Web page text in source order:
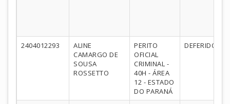
2404012293
ALINE
CAMARGO DE
SOUSA
ROSSETTO
PERITO
OFICIAL
CRIMINAL -
40H - ÁREA
12 - ESTADO
DO PARANÁ
DEFERIDO